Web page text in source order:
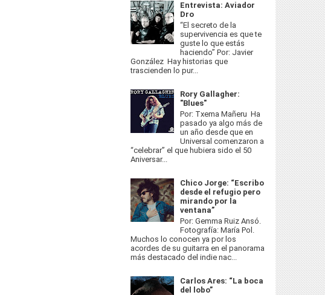
Entrevista: Aviador
Dro
“El secreto de la
supervivencia es que te
guste lo que estás
haciendo” Por: Javier
González Hay historias que
trascienden lo pur...
Rory Gallagher:
"Blues"
Por: Txema Mañeru Ha
pasado ya algo más de
un año desde que en
Universal comenzaron a
“celebrar” el que hubiera sido el 50
Aniversar...
Chico Jorge: “Escribo
desde el refugio pero
mirando por la
ventana”
Por: Gemma Ruiz Ansó.
Fotografía: María Pol.
Muchos lo conocen ya por los
acordes de su guitarra en el panorama
más destacado del indie nac...
Carlos Ares: “La boca
del lobo”